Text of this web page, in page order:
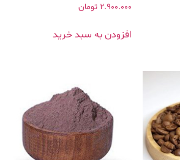
2.900.000 تومان
افزودن به سبد خرید